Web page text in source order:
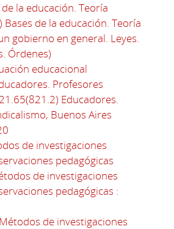
la educación. Teoría
de la educación. Teoría
gobierno en general. Leyes.
Órdenes)
educacional
Profesores
Educadores.
Buenos Aires
de investigaciones
pedagógicas
de investigaciones
pedagógicas :
de investigaciones